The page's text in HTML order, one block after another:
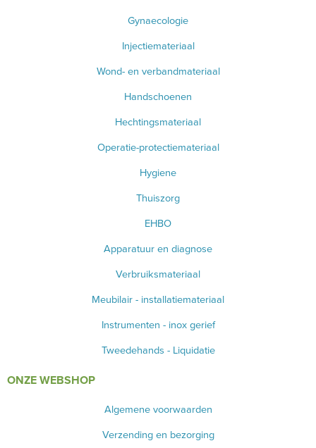
Gynaecologie
Injectiemateriaal
Wond- en verbandmateriaal
Handschoenen
Hechtingsmateriaal
Operatie-protectiemateriaal
Hygiene
Thuiszorg
EHBO
Apparatuur en diagnose
Verbruiksmateriaal
Meubilair - installatiemateriaal
Instrumenten - inox gerief
Tweedehands - Liquidatie
ONZE WEBSHOP
Algemene voorwaarden
Verzending en bezorging